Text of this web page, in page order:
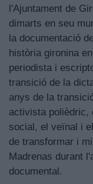
l'Ajuntament de
dimarts en seu
la documentació
història gironina
periodista i
transició de la
anys de la
activista polièdric,
social, el veïnal i
de transformar i
Madrenas durant
documental.